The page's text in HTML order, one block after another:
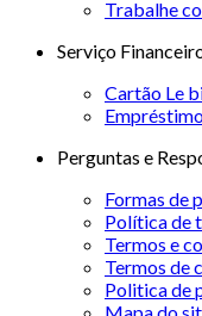
Trabalhe
Serviço
Cartão Le
Perguntas e
Formas de
Política de
Termos e
Termos de
Politica de
Mapa do